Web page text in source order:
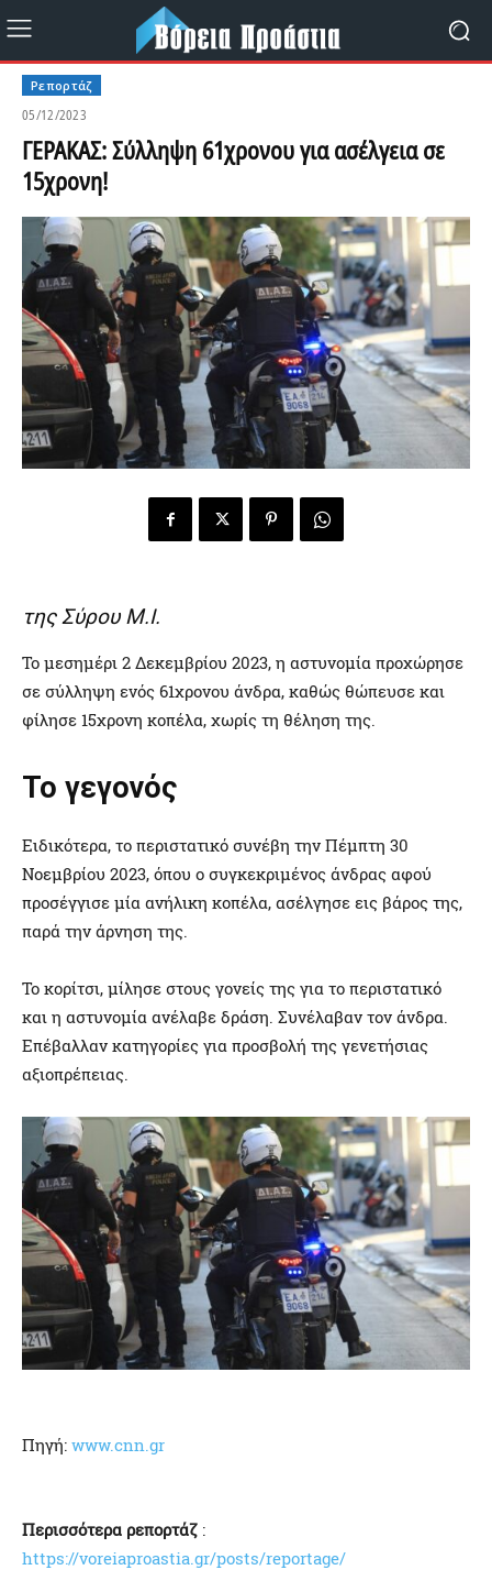
Ρεπορτάζ
05/12/2023
ΓΕΡΑΚΑΣ: Σύλληψη 61χρονου για ασέλγεια σε
15χρονη!
της Σύρου Μ.Ι.
Το μεσημέρι 2 Δεκεμβρίου 2023, η αστυνομία προχώρησε
σε σύλληψη ενός 61χρονου άνδρα, καθώς θώπευσε και
φίλησε 15χρονη κοπέλα, χωρίς τη θέληση της.
Το γεγονός
Ειδικότερα, το περιστατικό συνέβη την Πέμπτη 30
Νοεμβρίου 2023, όπου ο συγκεκριμένος άνδρας αφού
προσέγγισε μία ανήλικη κοπέλα, ασέλγησε εις βάρος της,
παρά την άρνηση της.
Το κορίτσι, μίλησε στους γονείς της για το περιστατικό
και η αστυνομία ανέλαβε δράση. Συνέλαβαν τον άνδρα.
Επέβαλλαν κατηγορίες για προσβολή της γενετήσιας
αξιοπρέπειας.
Πηγή: www.cnn.gr
Περισσότερα ρεπορτάζ :
https://voreiaproastia.gr/posts/reportage/